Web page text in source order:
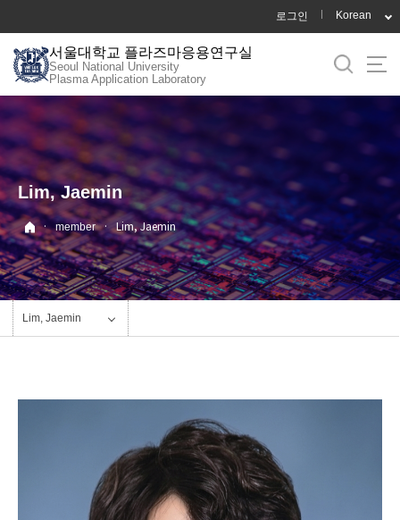
로
메
뉴
로그인 Korean
서울대학교 플라즈마응용연구실
Seoul National University
Plasma Application Laboratory
Lim, Jaemin
· member · Lim, Jaemin
Lim, Jaemin